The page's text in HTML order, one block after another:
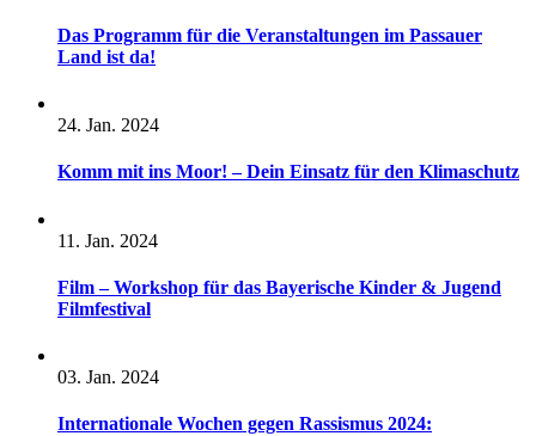
Das Programm für die Veranstaltungen im Passauer
Land ist da!
24. Jan. 2024
Komm mit ins Moor! – Dein Einsatz für den Klimaschutz
11. Jan. 2024
Film – Workshop für das Bayerische Kinder & Jugend
Filmfestival
03. Jan. 2024
Internationale Wochen gegen Rassismus 2024: